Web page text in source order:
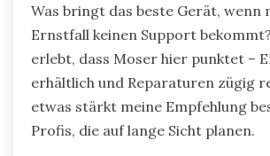
Was bringt das beste Gerät, wenn
Ernstfall keinen Support
erlebt, dass Moser hier punktet –
erhältlich und Reparaturen zügig
etwas stärkt meine Empfehlung
Profis, die auf lange Sicht planen.